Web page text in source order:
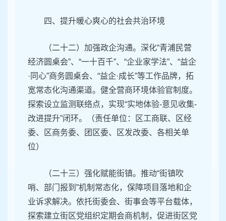
四、提升暖心爽心的社会共治环境
（二十二）加强政企沟通。深化“青浦民营
经济圆桌会”、“一十百千”、“企业家学法”、“益企
·同心”商务圆桌会、“益企·成长”等工作品牌，拓
宽常态化沟通渠道。健全营商环境体验官制度。
探索设立监测联络点，实现“实地体验-意见收集-
改进提升”闭环。（责任单位：区工商联、区经
委、区商务委、团区委、区发改委、各相关单
位）
（二十三）强化赋能街镇。推动“街镇吹
哨、部门报到”机制常态化，保障项目落地和企
业诉求解决。依托街委会、街事会等平台载体，
探索建立街区党组织定期会商机制，促进街区党